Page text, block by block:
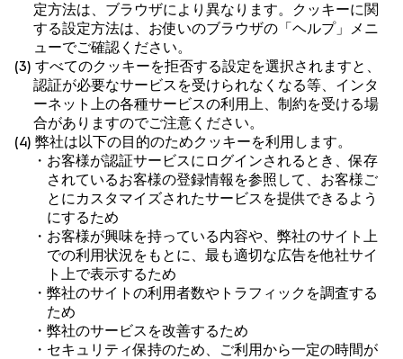
定方法は、ブラウザにより異なります。クッキーに関
する設定方法は、お使いのブラウザの「ヘルプ」メニ
ューでご確認ください。
(3) すべてのクッキーを拒否する設定を選択されますと、
認証が必要なサービスを受けられなくなる等、インタ
ーネット上の各種サービスの利用上、制約を受ける場
合がありますのでご注意ください。
(4) 弊社は以下の目的のためクッキーを利用します。
・お客様が認証サービスにログインされるとき、保存
されているお客様の登録情報を参照して、お客様ご
とにカスタマイズされたサービスを提供できるよう
にするため
・お客様が興味を持っている内容や、弊社のサイト上
での利用状況をもとに、最も適切な広告を他社サイ
ト上で表示するため
・弊社のサイトの利用者数やトラフィックを調査する
ため
・弊社のサービスを改善するため
・セキュリティ保持のため、ご利用から一定の時間が